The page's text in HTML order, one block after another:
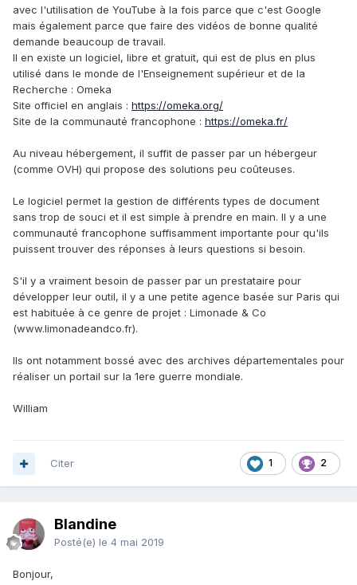
avec l'utilisation de YouTube à la fois parce que c'est Google
mais également parce que faire des vidéos de bonne qualité
demande beaucoup de travail.
Il en existe un logiciel, libre et gratuit, qui est de plus en plus
utilisé dans le monde de l'Enseignement supérieur et de la
Recherche : Omeka
Site officiel en anglais : https://omeka.org/
Site de la communauté francophone : https://omeka.fr/
Au niveau hébergement, il suffit de passer par un hébergeur
(comme OVH) qui propose des solutions peu coûteuses.
Le logiciel permet la gestion de différents types de document
sans trop de souci et il est simple à prendre en main. Il y a une
communauté francophone suffisamment importante pour qu'ils
puissent trouver des réponses à leurs questions si besoin.
S'il y a vraiment besoin de passer par un prestataire pour
développer leur outil, il y a une petite agence basée sur Paris qui
est habituée à ce genre de projet : Limonade & Co
(www.limonadeandco.fr).
Ils ont notamment bossé avec des archives départementales pour
réaliser un portail sur la 1ere guerre mondiale.
William
1 2
Citer
Blandine
Posté(e) le 4 mai 2019
Bonjour,